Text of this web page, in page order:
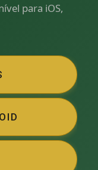
para iOS,